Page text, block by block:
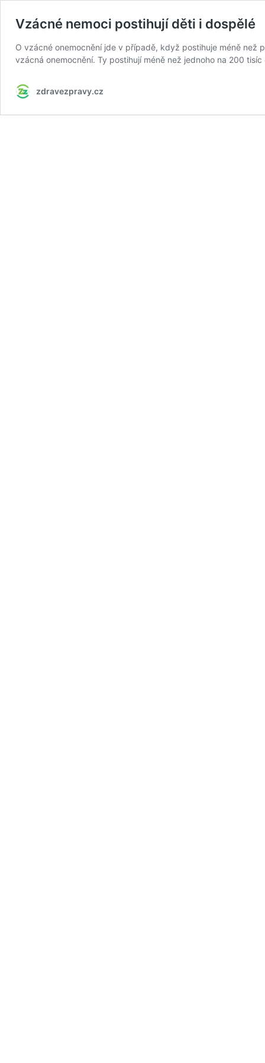
Vzácné nemoci postihují děti i dospělé
O vzácné onemocnění jde v případě, když postihuje méně než
vzácná onemocnění. Ty postihují méně než jednoho na 200 tisíc
zdravezpravy.cz